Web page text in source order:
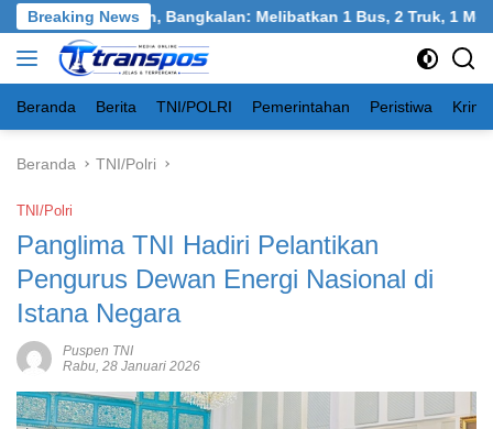
Langsung
ke
konten
Breaking News
Burneh, Bangkalan: Melibatkan 1 Bus, 2 Truk, 1 Mobil, 1
Beranda Berita TNI/POLRI Pemerintahan Peristiwa
Beranda TNI/Polri
TNI/Polri
Panglima TNI Hadiri Pelantikan
Pengurus Dewan Energi Nasional di
Istana Negara
Puspen TNI
Rabu, 28 Januari 2026